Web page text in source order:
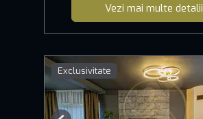
Vezi mai multe detalii
Exclusivitate